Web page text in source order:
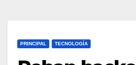
PRINCIPAL TECNOLOGÍA